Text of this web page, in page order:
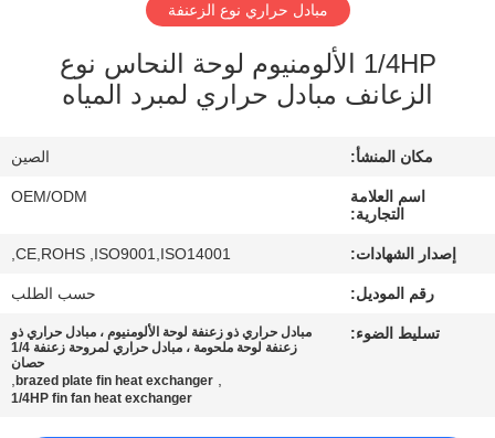
المعمل
مراقبة
الجودة
مبادل حراري نوع الزعنفة
1/4HP الألومنيوم لوحة النحاس نوع
الزعانف مبادل حراري لمبرد المياه
مكان المنشأ: الصين
اسم العلامة
التجارية:
OEM/ODM
إصدار الشهادات: CE,ROHS ,ISO9001,ISO14001,
رقم الموديل: حسب الطلب
تسليط الضوء:
مبادل حراري ذو زعنفة لوحة الألومنيوم ، مبادل حراري ذو
زعنفة لوحة ملحومة ، مبادل حراري لمروحة زعنفة 1/4
حصان
,
brazed plate fin heat exchanger
,
1/4HP fin fan heat exchanger